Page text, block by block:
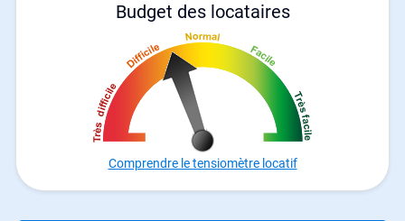
Budget des locataires
Comprendre le tensiomètre locatif